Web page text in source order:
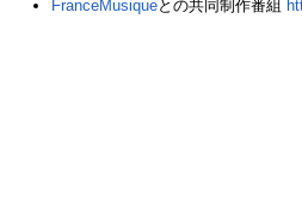
FranceMusiqueとの共同制作番組